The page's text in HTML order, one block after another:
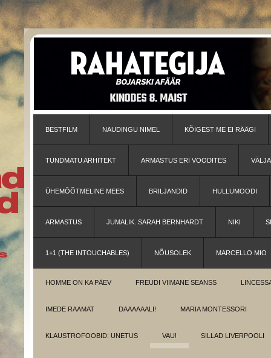
BESTFILM NAUDINGU NIMEL KÕIGEST ME EI RÄÄGI
TUNDMATU ARHITEKT ARMASTUS ERI VOODITES
ÜHEMÕÕTMELINE MEES BRILJANDID HULLUMOODI
ARMASTUS JUMALIK. SARAH BERNHARDT NIKI
1+1 (THE INTOUCHABLES) NÕUSOLEK MARCELLO MIO
HOMME ON KA PÄEV FREUDI VIIMANE SEANSS
IMEDE RAAMAT DAAAAAALI! MARIA MONTESSORI
KLAUSTROFOOBID: UNETUS VAU! SILLAD LIVERPOOLI